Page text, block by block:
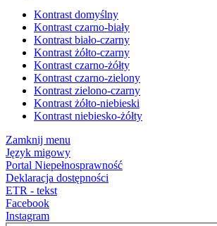
Kontrast domyślny
Kontrast czarno-biały
Kontrast biało-czarny
Kontrast żółto-czarny
Kontrast czarno-żółty
Kontrast czarno-zielony
Kontrast zielono-czarny
Kontrast żółto-niebieski
Kontrast niebiesko-żółty
Zamknij menu
Język migowy
Portal Niepełnosprawność
Deklaracja dostępności
ETR - tekst
Facebook
Instagram